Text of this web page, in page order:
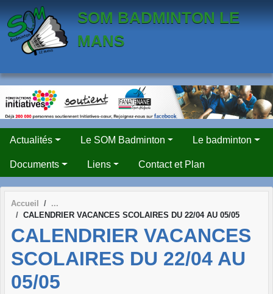
SOM BADMINTON LE
MANS
Actualités Le SOM Badminton Le badminton
Documents Liens Contact et Plan
Accueil
CALENDRIER VACANCES SCOLAIRES DU 22/04 AU 05/05
CALENDRIER VACANCES
SCOLAIRES DU 22/04 AU
05/05
Panneau de gestion des cookies